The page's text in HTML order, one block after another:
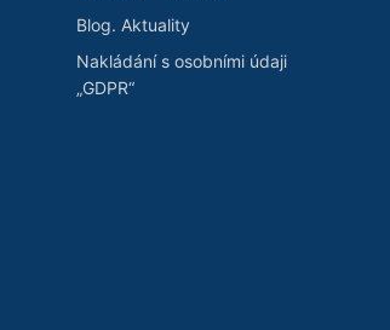
Blog. Aktuality
Nakládání s osobními údaji
„GDPR“